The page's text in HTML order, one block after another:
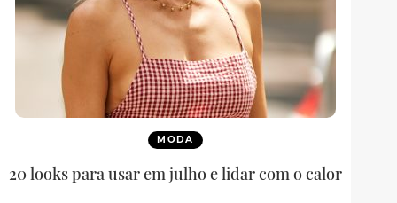
MODA
20 looks para usar em julho e lidar com o calor